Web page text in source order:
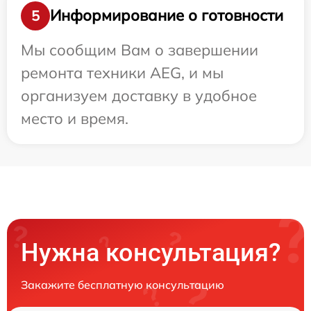
5
Информирование о готовности
Мы сообщим Вам о завершении
ремонта техники AEG, и мы
организуем доставку в удобное
место и время.
Нужна консультация?
Закажите бесплатную консультацию